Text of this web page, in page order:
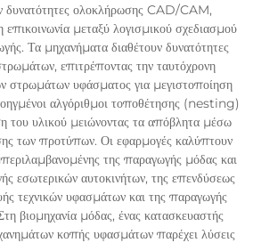
δυνατότητες ολοκλήρωσης CAD/CAM,
επικοινωνία μεταξύ λογισμικού σχεδιασμού
Τα μηχανήματα διαθέτουν δυνατότητες
επιτρέποντας την ταυτόχρονη
στρωμάτων υφάσματος για μεγιστοποίηση
αλγόριθμοι τοποθέτησης (nesting)
του υλικού μειώνοντας τα απόβλητα μέσω
των προτύπων. Οι εφαρμογές καλύπτουν
της παραγωγής μόδας και
εσωτερικών αυτοκινήτων, της επενδύσεως
τεχνικών υφασμάτων και της παραγωγής
βιομηχανία μόδας, ένας κατασκευαστής
κοπής υφασμάτων παρέχει λύσεις